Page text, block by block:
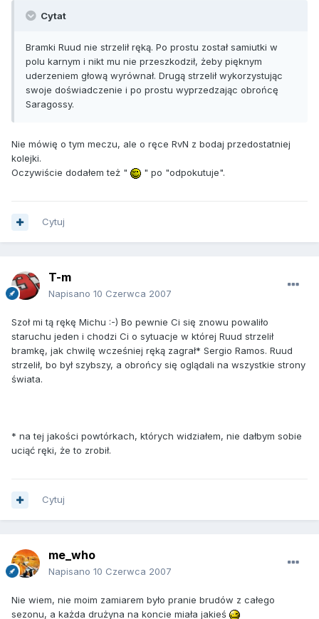
Cytat
Bramki Ruud nie strzelił ręką. Po prostu został samiutki w
polu karnym i nikt mu nie przeszkodził, żeby pięknym
uderzeniem głową wyrównał. Drugą strzelił wykorzystując
swoje doświadczenie i po prostu wyprzedzając obrońcę
Saragossy.
Nie mówię o tym meczu, ale o ręce RvN z bodaj przedostatniej
kolejki.
Oczywiście dodałem też "
" po "odpokutuje".
Cytuj
T-m
Napisano 10 Czerwca 2007
Szoł mi tą rękę Michu :-) Bo pewnie Ci się znowu powaliło
staruchu jeden i chodzi Ci o sytuacje w której Ruud strzelił
bramkę, jak chwilę wcześniej ręką zagrał* Sergio Ramos. Ruud
strzelił, bo był szybszy, a obrońcy się oglądali na wszystkie strony
świata.
* na tej jakości powtórkach, których widziałem, nie dałbym sobie
uciąć ręki, że to zrobił.
Cytuj
me_who
Napisano 10 Czerwca 2007
Nie wiem, nie moim zamiarem było pranie brudów z całego
sezonu, a każda drużyna na koncie miała jakieś